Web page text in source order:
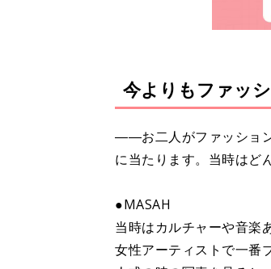
今よりもファッ
――お二人がファッショ
に当たります。当時はど
●MASAH
当時はカルチャーや音楽
女性アーティストで一番